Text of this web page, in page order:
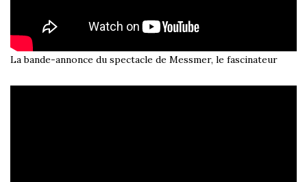
La bande-annonce du spectacle de Messmer, le fascinateur